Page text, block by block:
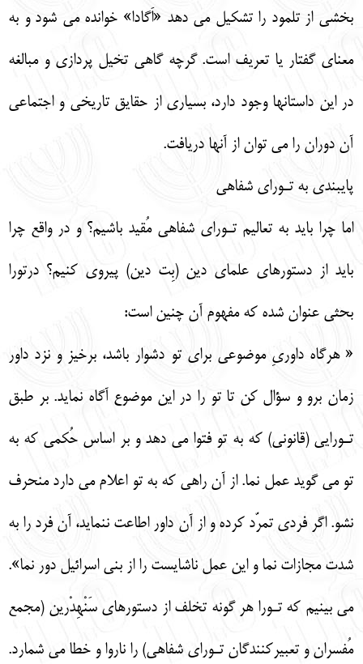
بخشي از تلمود را تشكيل مي دهد «اَگادا» خوانده مي شود و به
معناي گفتار يا تعريف است. گرچه گاهي تخيل پردازي و مبالغه
در اين داستانها وجود دارد، بسياري از حقايق تاريخي و اجتماعي
آن دوران را مي توان از آنها دريافت.
پايبندي به تـوراي شفاهي
اما چرا بايد به تعاليم تـوراي شفاهي مُقيد باشيم؟ و در واقع چرا
بايد از دستورهاي علماي دين (بِت دين) پيروي كنيم؟ درتورا
بحثي عنوان شده كه مفهوم آن چنين است:
« هرگاه داوريِ موضوعي براي تو دشوار باشد، برخيز و نزد داور
زمان برو و سؤال كن تا تو را در اين موضوع آگاه نمايد. بر طبق
تـورايي (قانوني) كه به تو فتوا مي دهد و بر اساس حُكمي كه به
تو مي گويد عمل نما. از آن راهي كه به تو اعلام مي دارد منحرف
نشو. اگر فردي تمرّد كرده و از آن داور اطاعت ننمايد، آن فرد را به
شدت مجازات نما و اين عمل ناشايست را از بني اسرائيل دور نما».
مي بينيم كه تـورا هر گونه تخلف از دستورهاي سَنْهِدْرين (مجمع
مُفسران و تعبيركنندگان تـوراي شفاهي) را ناروا و خطا مي شمارد.